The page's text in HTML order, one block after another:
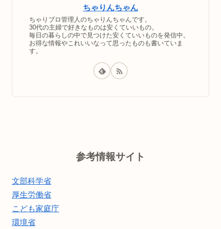
ちゃりんちゃん
ちゃりブロ管理人のちゃりんちゃんです。
30代の主婦で好きなものは安くていいもの。
毎日の暮らしの中で見つけた安くていいものを発信中。
お得な情報やこれいいなって思ったものも書いていま
す。
参考情報サイト
文部科学省
厚生労働省
こども家庭庁
環境省